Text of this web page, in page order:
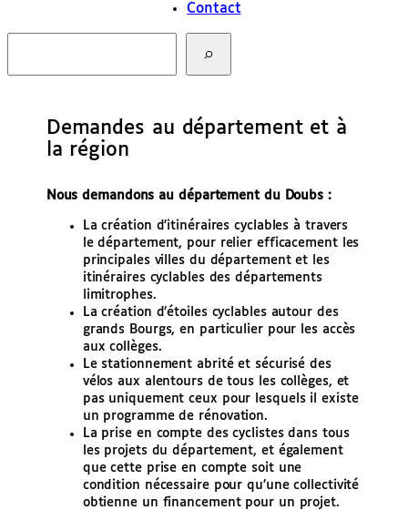
Contact
c
Demandes au département et à
la région
Nous demandons au département du Doubs :
La création d’itinéraires cyclables à travers
le département, pour relier efficacement les
principales villes du département et les
itinéraires cyclables des départements
limitrophes.
La création d’étoiles cyclables autour des
grands Bourgs, en particulier pour les accès
aux collèges.
Le stationnement abrité et sécurisé des
vélos aux alentours de tous les collèges, et
pas uniquement ceux pour lesquels il existe
un programme de rénovation.
La prise en compte des cyclistes dans tous
les projets du département, et également
que cette prise en compte soit une
condition nécessaire pour qu’une collectivité
obtienne un financement pour un projet.